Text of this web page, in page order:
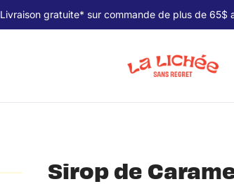
Livraison gratuite* sur commande de plus de 65$
Sirop de